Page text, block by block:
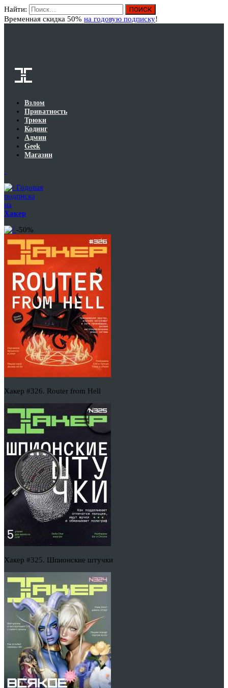
Найти:
Временная скидка 50% на годовую подписку!
Взлом
Приватность
Трюки
Кодинг
Админ
Geek
Магазин
Годовая
подписка
на
Хакер
-50%
Хакер #326. Router from Hell
Хакер #325. Шпионские штучки